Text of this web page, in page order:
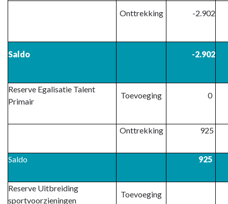
Onttrekking -2.902
Saldo -2.902
Reserve Egalisatie Talent
Primair
Toevoeging 0
Onttrekking 925
Saldo 925
Reserve Uitbreiding
sportvoorzieningen
Toevoeging